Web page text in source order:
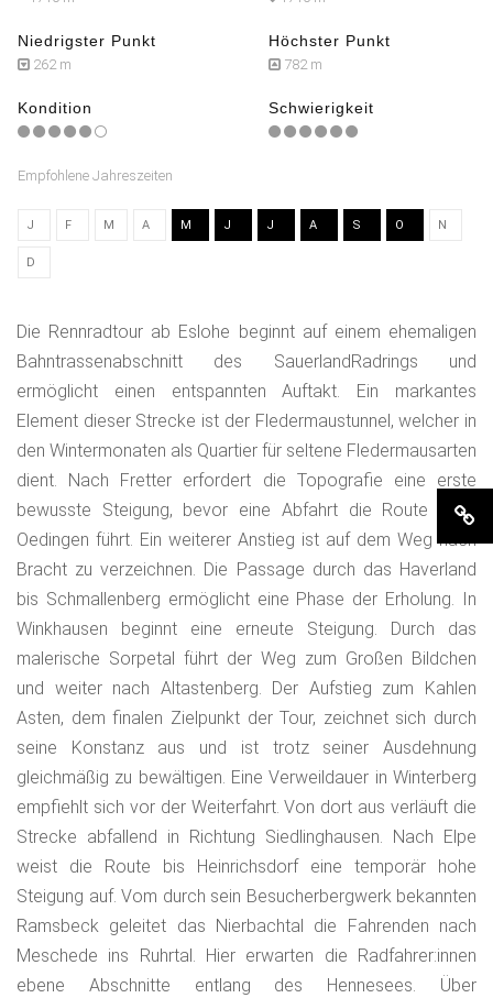
Niedrigster Punkt
262 m
Höchster Punkt
782 m
Kondition Schwierigkeit
Empfohlene Jahreszeiten
J F M A M J J A S O N
D
Die Rennradtour ab Eslohe beginnt auf einem ehemaligen
Bahntrassenabschnitt des SauerlandRadrings und
ermöglicht einen entspannten Auftakt. Ein markantes
Element dieser Strecke ist der Fledermaustunnel, welcher in
den Wintermonaten als Quartier für seltene Fledermausarten
dient. Nach Fretter erfordert die Topografie eine erste
bewusste Steigung, bevor eine Abfahrt die Route nach
Oedingen führt. Ein weiterer Anstieg ist auf dem Weg nach
Bracht zu verzeichnen. Die Passage durch das Haverland
bis Schmallenberg ermöglicht eine Phase der Erholung. In
Winkhausen beginnt eine erneute Steigung. Durch das
malerische Sorpetal führt der Weg zum Großen Bildchen
und weiter nach Altastenberg. Der Aufstieg zum Kahlen
Asten, dem finalen Zielpunkt der Tour, zeichnet sich durch
seine Konstanz aus und ist trotz seiner Ausdehnung
gleichmäßig zu bewältigen. Eine Verweildauer in Winterberg
empfiehlt sich vor der Weiterfahrt. Von dort aus verläuft die
Strecke abfallend in Richtung Siedlinghausen. Nach Elpe
weist die Route bis Heinrichsdorf eine temporär hohe
Steigung auf. Vom durch sein Besucherbergwerk bekannten
Ramsbeck geleitet das Nierbachtal die Fahrenden nach
Meschede ins Ruhrtal. Hier erwarten die Radfahrer:innen
ebene Abschnitte entlang des Hennesees. Über